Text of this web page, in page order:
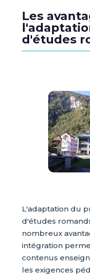
Les
d'études
L'adaptation du
d'études
nombreux
intégration
contenus
les exigences